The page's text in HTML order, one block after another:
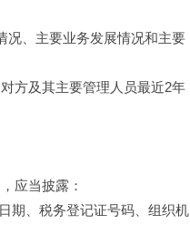
、主要业务发展情况和主要
及其主要管理人员最近2年
应当披露：
期、税务登记证号码、组织机